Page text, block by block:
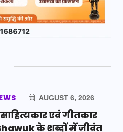
AUGUST 6, 2026
साहित्यकार एवं गीतकार
के शब्दों में जीवंत